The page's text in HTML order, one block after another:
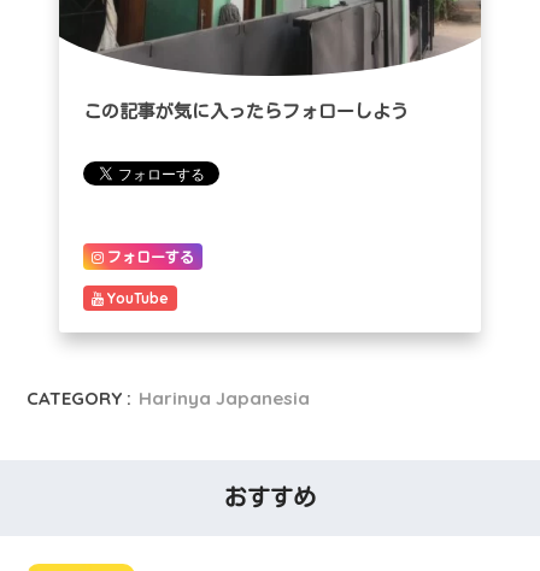
この記事が気に入ったらフォローしよう
フォローする
YouTube
CATEGORY : Harinya Japanesia
おすすめ